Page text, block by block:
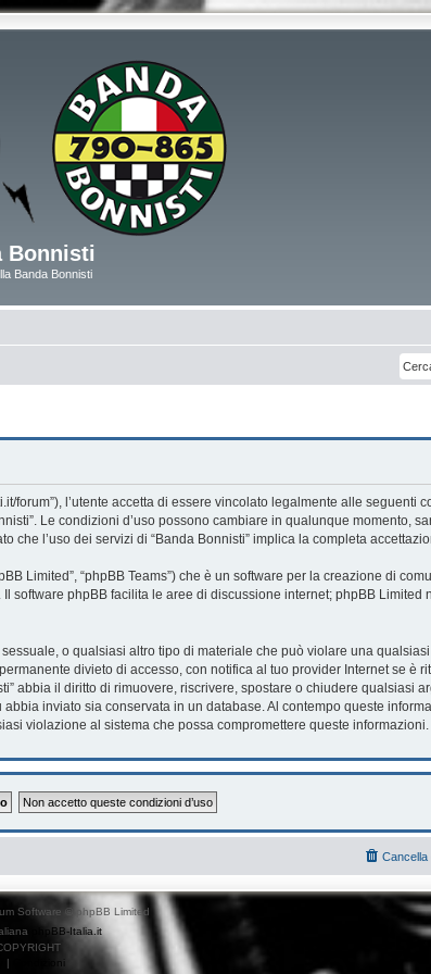
Bonnisti
Banda Bonnisti
forum”), l’utente accetta di essere vincolato legalmente alle seguenti
Le condizioni d’uso possono cambiare in qualunque momento,
l’uso dei servizi di “Banda Bonnisti” implica la completa
Limited”, “phpBB Teams”) che è un software per la creazione di
. Il software phpBB facilita le aree di discussione internet; phpBB Limited
o qualsiasi altro tipo di materiale che può violare una
divieto di accesso, con notifica al tuo provider Internet se è
abbia il diritto di rimuovere, riscrivere, spostare o chiudere qualsiasi
inviato sia conservata in un database. Al contempo queste
violazione al sistema che possa compromettere queste informazioni.
Cancella
Software © phpBB Limited
phpBB-Italia.it
| Condizioni